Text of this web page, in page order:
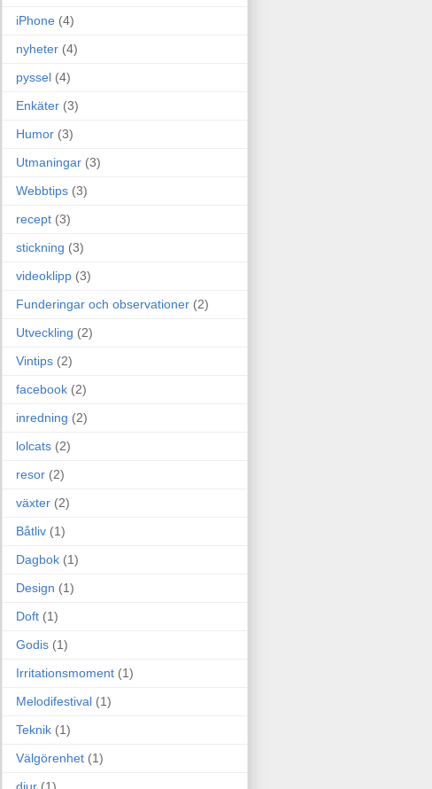
iPhone (4)
nyheter (4)
pyssel (4)
Enkäter (3)
Humor (3)
Utmaningar (3)
Webbtips (3)
recept (3)
stickning (3)
videoklipp (3)
Funderingar och observationer (2)
Utveckling (2)
Vintips (2)
facebook (2)
inredning (2)
lolcats (2)
resor (2)
växter (2)
Båtliv (1)
Dagbok (1)
Design (1)
Doft (1)
Godis (1)
Irritationsmoment (1)
Melodifestival (1)
Teknik (1)
Välgörenhet (1)